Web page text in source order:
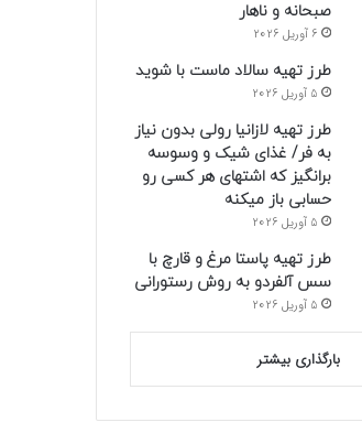
صبحانه و ناهار
6 آوریل 2026
طرز تهیه سالاد ماست با شوید
5 آوریل 2026
طرز تهیه لازانیا رولی بدون نیاز
به فر/ غذای شیک و وسوسه
برانگیز که اشتهای هر کسی رو
حسابی باز میکنه
5 آوریل 2026
طرز تهیه پاستا مرغ و قارچ با
سس آلفردو به روش رستورانی
5 آوریل 2026
بارگذاری بیشتر